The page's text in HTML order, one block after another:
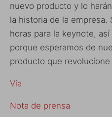
nuevo producto y lo
la historia de la empresa.
horas para la keynote,
porque esperamos de
producto que
Vía
Nota de prensa